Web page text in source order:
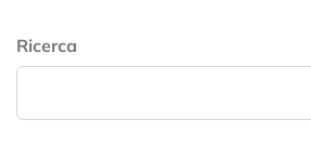
Ricerca